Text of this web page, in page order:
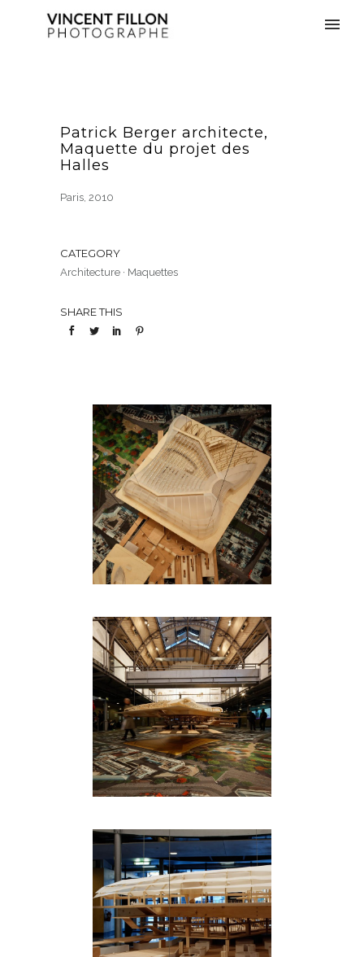
Patrick Berger architecte,
Maquette du projet des
Halles
Paris, 2010
CATEGORY
Architecture · Maquettes
SHARE THIS